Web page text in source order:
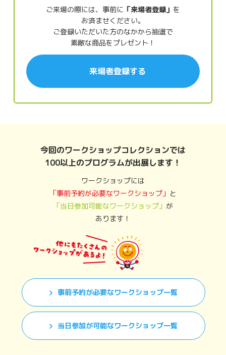
ご来場の際には、事前に 「来場者登録」 を
お済ませください。
ご登録いただいた方のなかから抽選で
素敵な商品をプレゼント！
来場者登録する
今回のワークショップコレクションでは
100以上のプログラムが出展します！
ワークショップには
「事前予約が必要なワークショップ」 と
「当日参加可能なワークショップ」 が
あります！
事前予約が必要なワークショップ一覧
当日参加が可能なワークショップ一覧